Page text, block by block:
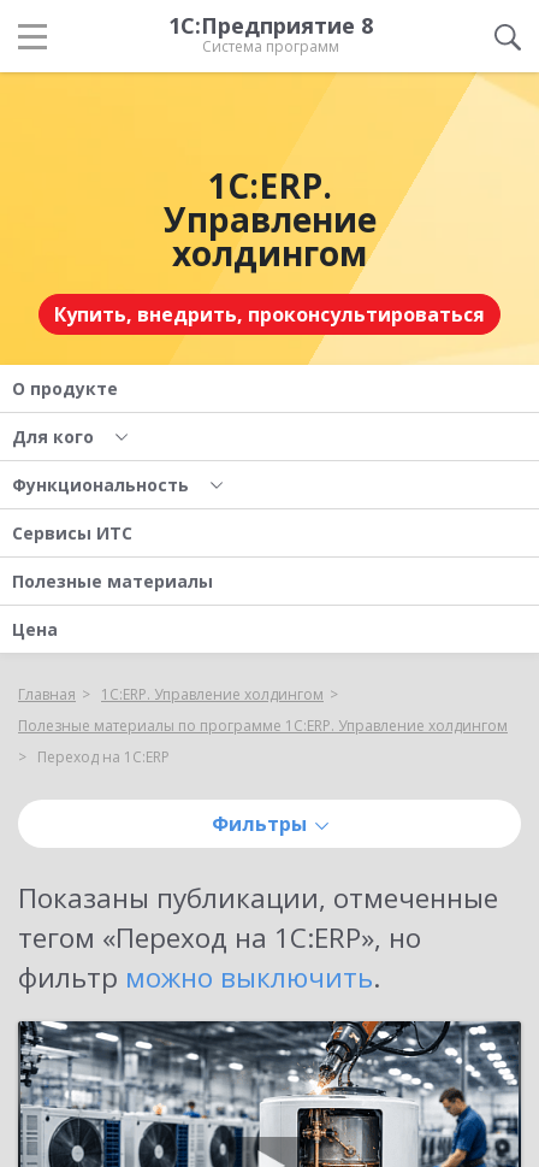
1С:Предприятие 8
Система программ
1С:ERP.
Управление
холдингом
Купить, внедрить, проконсультироваться
О продукте
Для кого
Функциональность
Сервисы ИТС
Полезные материалы
Цена
Главная
1С:ERP. Управление холдингом
Полезные материалы по программе 1С:ERP. Управление холдингом
Переход на 1C:ERP
Фильтры
Показаны публикации, отмеченные
тегом «Переход на 1C:ERP», но
фильтр можно выключить.